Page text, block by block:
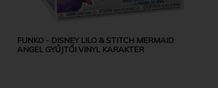
FUNKO - DISNEY LILO & STITCH MERMAID
ANGEL GYŰJTŐI VINYL KARAKTER